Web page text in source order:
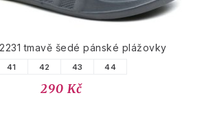
tmavě šedé pánské plážovky
41 42 43 44
290 Kč